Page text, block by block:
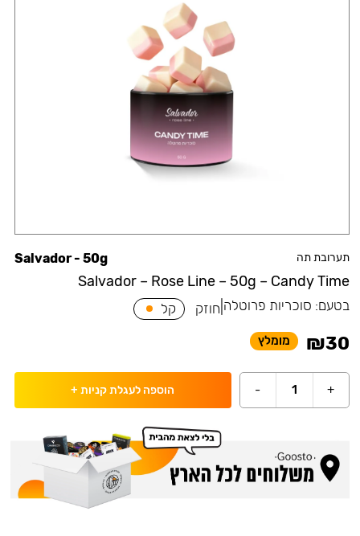
תערובת תה
Salvador – Rose Line – 50g – Candy Time
Salvador - 50g
בטעם: סוכריות פרוטלה חוזק קל
₪30 מומלץ
+
1
- הוספה לעגלת קניות +